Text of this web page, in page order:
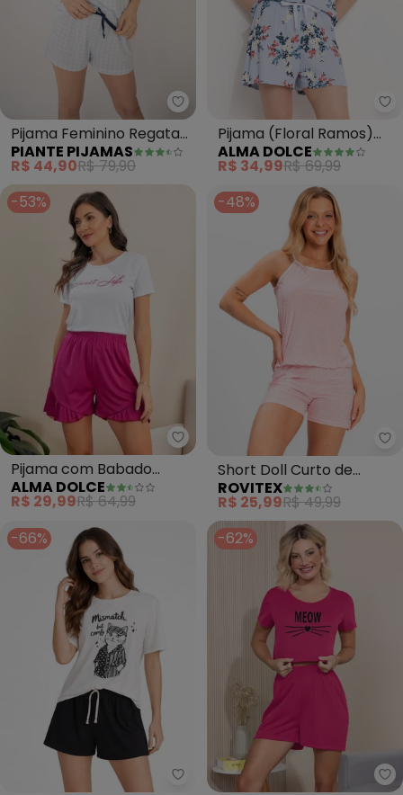
Piante Pijamas - Pijama
Pijama Feminino Regata
Poliviscose Xadrez (Azul)
PIANTE PIJAMAS
R$ 44,90R$ 79,90
Pijama (Floral Ramos)
em Canelado
ALMA DOLCE
R$ 34,99R$ 69,99
-53%
Alma Dolce - Pijama com
Pijama com Babado
(Branco e Pink)
ALMA DOLCE
R$ 29,99R$ 64,99
-48%
Short Doll Curto de
Liganete Bella Ana (Rosa)
ROVITEX
R$ 25,99R$ 49,99
-66%
Infinita Cor - Pijama Feminino
-62%